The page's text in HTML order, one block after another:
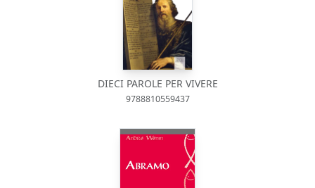
DIECI PAROLE PER VIVERE
9788810559437